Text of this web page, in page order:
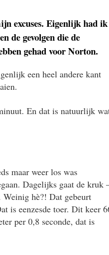
excuses. Eigenlijk had ik
de gevolgen die de
gehad voor Norton.
een heel andere kant
En dat is natuurlijk
maar weer los was
Dagelijks gaat de kruk
hè?! Dat gebeurt
is eenzesde toer. Dit keer
per 0,8 seconde, dat is